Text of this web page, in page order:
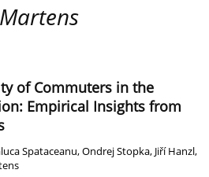
of Commuters in the
Empirical Insights from
Spataceanu,Ondrej Stopka, Jiří Hanzl,